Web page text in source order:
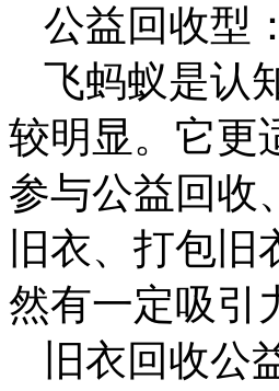
公益回收型
飞蚂蚁是认
较明显。它更
参与公益回收
旧衣、打包
然有一定吸引
旧衣回收公